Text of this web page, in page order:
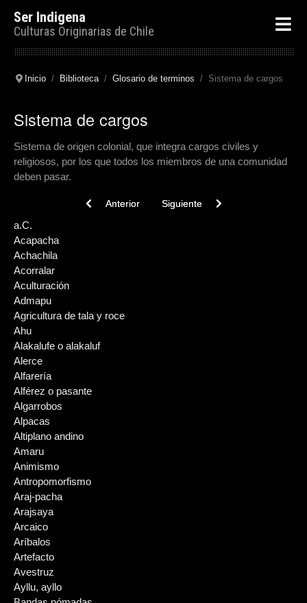
Ser Indigena
Culturas Originarias de Chile
Inicio Biblioteca Glosario de terminos Sistema de cargos
Sistema de cargos
Sistema de origen colonial, que integra cargos civiles y
religiosos, por los que todos los miembros de una comunidad
deben pasar.
Previous article: Supalios
Anterior Next article: Sistema de
Siguiente
a.C.
Acapacha
Achachila
Acorralar
Aculturación
Admapu
Agricultura de tala y roce
Ahu
Alakalufe o alakaluf
Alerce
Alfarería
Alférez o pasante
Algarrobos
Alpacas
Altiplano andino
Amaru
Animismo
Antropomorfismo
Araj-pacha
Arajsaya
Arcaico
Aríbalos
Artefacto
Avestruz
Ayllu, ayllo